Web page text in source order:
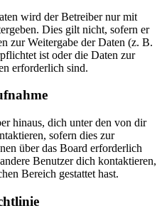
wird der Betreiber nur mit
Dies gilt nicht, sofern er
zur Weitergabe der Daten (z. B.
ist oder die Daten zur
erforderlich sind.
hinaus, dich unter den von dir
sofern dies zur
über das Board erforderlich
Benutzer dich kontaktieren,
Bereich gestattet hast.